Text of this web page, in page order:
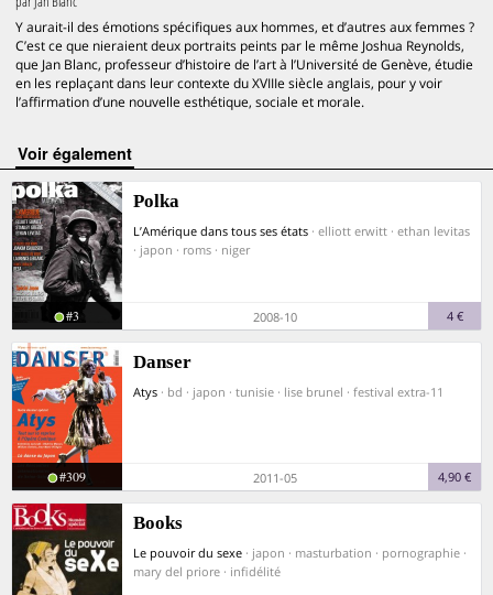
Y aurait-il des émotions spécifiques aux hommes, et d’autres aux femmes ?
C’est ce que nieraient deux portraits peints par le même Joshua Reynolds,
que Jan Blanc, professeur d’histoire de l’art à l’Université de Genève, étudie
en les replaçant dans leur contexte du XVIIIe siècle anglais, pour y voir
l’affirmation d’une nouvelle esthétique, sociale et morale.
voir également
Polka
L’Amérique dans tous ses états · elliott erwitt · ethan levitas
· japon · roms · niger
#3 2008-10 4 €
Danser
Atys · bd · japon · tunisie · lise brunel · festival extra-11
#309 2011-05 4,90 €
Books
Le pouvoir du sexe · japon · masturbation · pornographie ·
mary del priore · infidélité